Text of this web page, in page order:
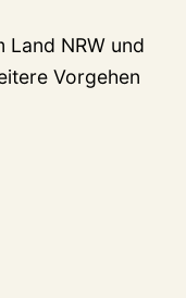
Land NRW und
Vorgehen